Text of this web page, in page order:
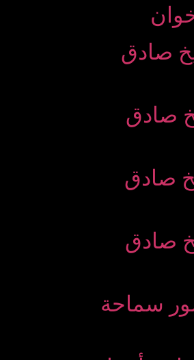
الشیخ صادق
صادق
صادق
صادق
وبحضور سماحة